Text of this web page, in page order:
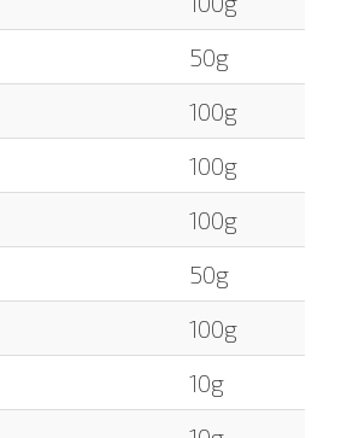
50g
100g
100g
100g
50g
100g
10g